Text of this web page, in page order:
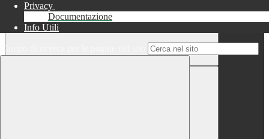
Privacy
Documentazione
Info Utili
Campo di ricerca per le pagine del sito